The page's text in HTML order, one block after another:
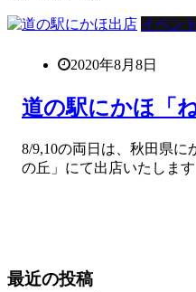
イベント
2020年8月8日
道の駅にかほ「
8/9,10の両日は、秋田県に
の丘」にて出店いたします
最近の投稿